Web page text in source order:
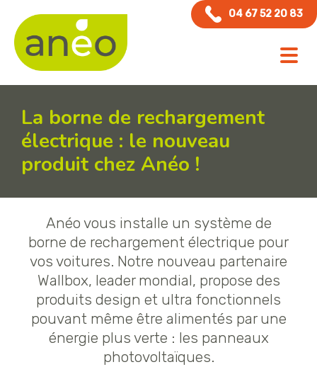
04 67 52 20 83
La borne de rechargement
électrique : le nouveau
produit chez Anéo !
Anéo vous installe un système de
borne de rechargement électrique pour
vos voitures. Notre nouveau partenaire
Wallbox, leader mondial, propose des
produits design et ultra fonctionnels
pouvant même être alimentés par une
énergie plus verte : les panneaux
photovoltaïques.